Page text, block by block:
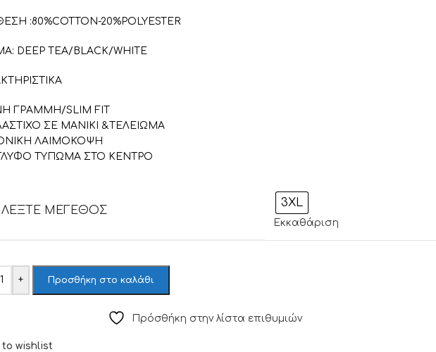
:80%COTTON-20%POLYESTER
DEEP TEA/BLACK/WHITE
ΓΡΑΜΜΗ/SLIM FIT
ΣΕ ΜΑΝΙΚΙ &ΤΕΛΕΙΩΜΑ
ΛΑΙΜΟΚΟΨΗ
ΤΥΠΩΜΑ ΣΤΟ ΚΕΝΤΡΟ
ΜΈΓΕΘΟΣ
3XL
Εκκαθάριση
+ Προσθήκη στο καλάθι
Πρόσθήκη στην λίστα επιθυμιών
to wishlist